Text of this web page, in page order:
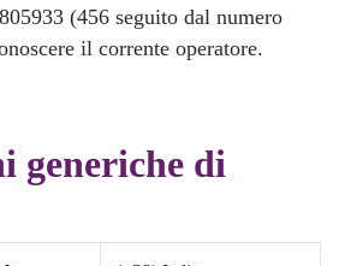
(456 seguito dal numero
il corrente operatore.
generiche di